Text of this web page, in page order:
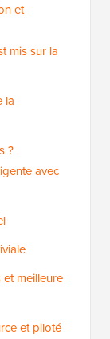
et
mis sur la
la
?
avec
meilleure
et piloté